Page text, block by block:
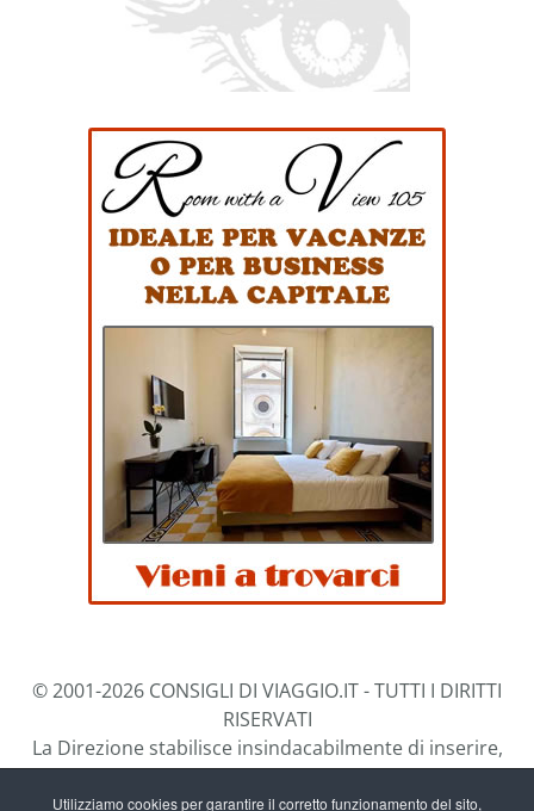
Utilizziamo cookies per garantire il corretto funzionamento del sito,
© 2001-2026 CONSIGLI DI VIAGGIO.IT - TUTTI I DIRITTI
RISERVATI
La Direzione stabilisce insindacabilmente di inserire,
rimuovere, oscurare, modificare, immagini e testi dal
sito, a propria discrezione.